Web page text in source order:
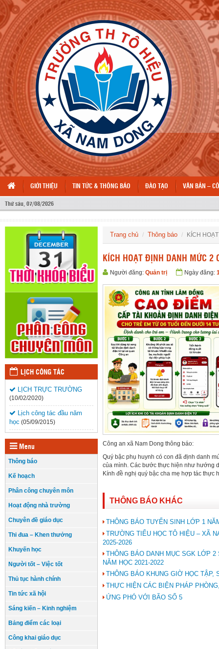
GIỚI THIỆU TIN TỨC & THÔNG BÁO ĐÀO TẠO VĂN BẢN –
Thứ sáu, 07/08/2026
LỊCH CÔNG TÁC
LỊCH TRỰC TRƯỜNG
(10/02/2020)
Lịch công tác đầu năm
học (05/09/2015)
Menu
Thông báo
Kế hoạch
Phân công chuyên môn
Hoạt động nhà trường
Chuyên đề giáo dục
Thi đua – Khen thưởng
Khuyến học
Người tốt – Việc tốt
Thủ tục hành chính
Tin tức xã hội
Sáng kiến – Kinh nghiệm
Bảng điểm các loại
Công khai giáo dục
Trang chủ Thông báo KÍCH
KÍCH HOẠT ĐỊNH DANH MỨC 2
Người đăng: Quản trị Ngày đăng:
Công an xã Nam Dong thông báo:
Quý bậc phụ huynh có con đã định danh
của mình. Các bước thực hiện như hướng
Kính đề nghị quý bậc cha mẹ hợp tác thực
THÔNG BÁO KHÁC
THÔNG BÁO TUYỂN SINH LỚP 1
TRƯỜNG TIỂU HỌC TÔ HIỆU – XÃ
2025-2026
THÔNG BÁO DANH MỤC SGK LỚP
NĂM HỌC 2021-2022
THÔNG BÁO KHUNG GIỜ HỌC TẬP,
THỰC HIỆN CÁC BIỆN PHÁP
ỨNG PHÓ VỚI BÃO SỐ 5